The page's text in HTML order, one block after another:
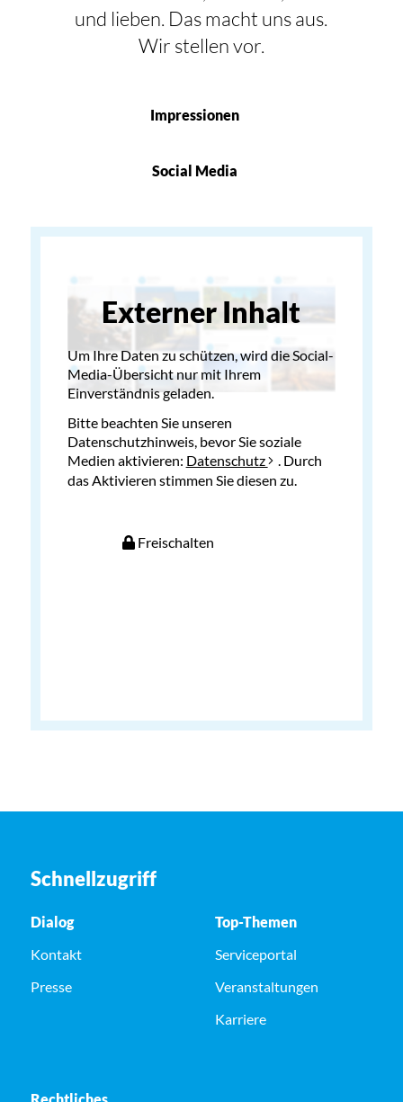
und lieben. Das macht uns aus.
Wir stellen vor.
Impressionen
Social Media
Externer Inhalt
Um Ihre Daten zu schützen, wird die Social-
Media-Übersicht nur mit Ihrem
Einverständnis geladen.
Bitte beachten Sie unseren
Datenschutzhinweis, bevor Sie soziale
Medien aktivieren: Datenschutz
. Durch
das Aktivieren stimmen Sie diesen zu.
Freischalten
Schnellzugriff
Dialog
Kontakt
Presse
Top-Themen
Serviceportal
Veranstaltungen
Karriere